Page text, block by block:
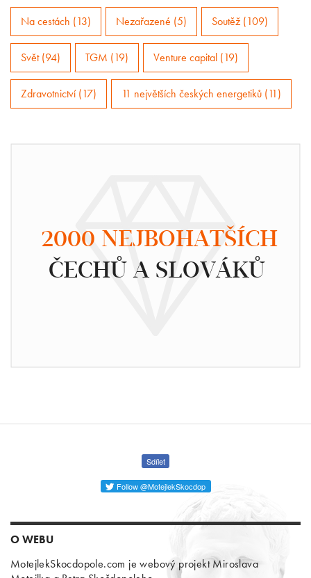
Na cestách (13) Nezařazené (5) Soutěž (109)
Svět (94) TGM (19) Venture capital (19)
Zdravotnictví (17) 11 největších českých energetiků (11)
2000 NEJBOHATŠÍCH
ČECHŮ A SLOVÁKŮ
Sdílet
Follow @MotejlekSkocdop
O WEBU
MotejlekSkocdopole.com je webový projekt Miroslava